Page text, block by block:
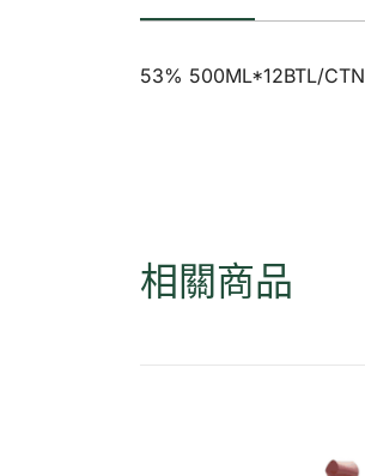
53% 500ML*12BTL/CTN
相關商品